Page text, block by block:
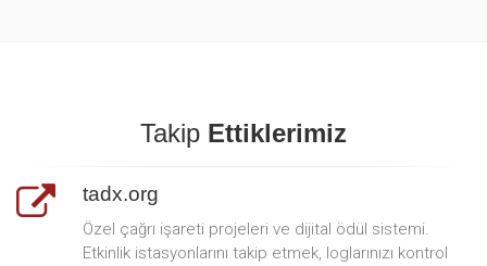
Takip Ettiklerimiz
tadx.org
Özel çağrı işareti projeleri ve dijital ödül sistemi.
Etkinlik istasyonlarını takip etmek, loglarınızı kontrol